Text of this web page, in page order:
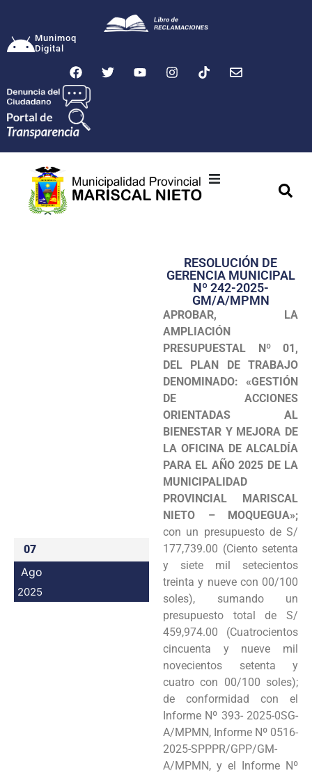
Munimoq
Digital
Transparencia
Seguridad
Programas
Intranet
07
Ago
2025
RESOLUCIÓN DE
GERENCIA MUNICIPAL
Nº 242-2025-
GM/A/MPMN
APROBAR,
LA
AMPLIACIÓN
PRESUPUESTAL Nº 01,
DEL PLAN DE TRABAJO
DENOMINADO: «GESTIÓN
DE ACCIONES
ORIENTADAS AL
BIENESTAR Y MEJORA DE
LA OFICINA DE ALCALDÍA
PARA EL AÑO 2025 DE LA
MUNICIPALIDAD
PROVINCIAL MARISCAL
NIETO – MOQUEGUA»;
con un presupuesto de S/
177,739.00 (Ciento setenta
y siete mil setecientos
treinta y nueve con 00/100
soles), sumando un
presupuesto total de S/
459,974.00 (Cuatrocientos
cincuenta y nueve mil
novecientos setenta y
cuatro con 00/100 soles);
de conformidad con el
Informe Nº 393- 2025-0SG-
A/MPMN, Informe Nº 0516-
2025-SPPPR/GPP/GM-
A/MPMN, y el Informe Nº